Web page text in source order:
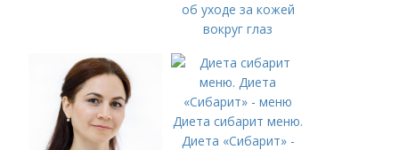
об уходе за кожей
вокруг глаз
Диета сибарит меню.
Диета «Сибарит» -